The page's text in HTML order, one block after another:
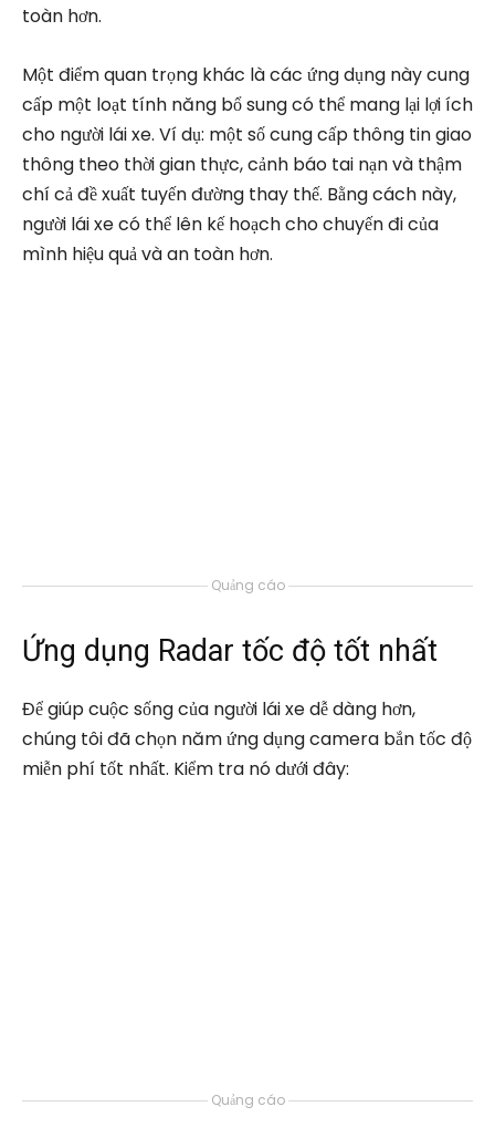
toàn hơn.
Một điểm quan trọng khác là các ứng dụng này cung
cấp một loạt tính năng bổ sung có thể mang lại lợi ích
cho người lái xe. Ví dụ: một số cung cấp thông tin giao
thông theo thời gian thực, cảnh báo tai nạn và thậm
chí cả đề xuất tuyến đường thay thế. Bằng cách này,
người lái xe có thể lên kế hoạch cho chuyến đi của
mình hiệu quả và an toàn hơn.
Quảng cáo
Ứng dụng Radar tốc độ tốt nhất
Để giúp cuộc sống của người lái xe dễ dàng hơn,
chúng tôi đã chọn năm ứng dụng camera bắn tốc độ
miễn phí tốt nhất. Kiểm tra nó dưới đây:
Quảng cáo